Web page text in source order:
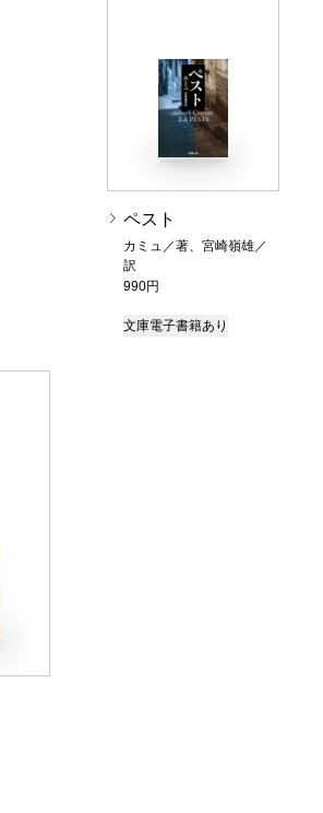
ペスト
カミュ／著、宮崎嶺雄／
訳
990円
文庫電子書籍あり